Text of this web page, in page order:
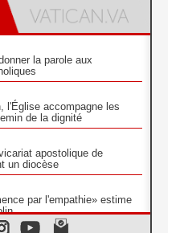
la parole aux
l'Église accompagne les
de la dignité
apostolique de
un diocèse
par l'empathie» estime